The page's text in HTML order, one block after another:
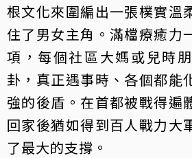
根文化來圍編出一張樸實溫
住了男女主角。滿檔療癒力
項，每個社區大媽或兒時
卦，真正遇事時、各個都能
強的後盾。在首都被戰得遍
回家後猶如得到百人戰力大
了最大的支撐。